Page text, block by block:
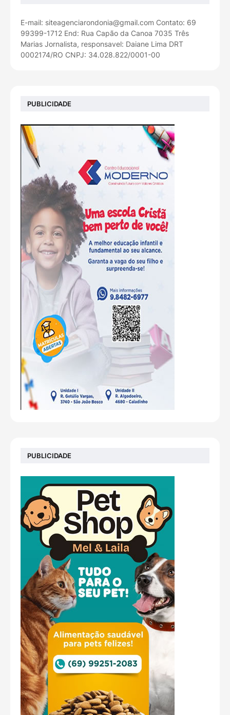
E-mail: siteagenciarondonia@gmail.com Contato: 69
99399-1712 End: Rua Capão da Canoa 7035 Três
Marias Jornalista, responsavel: Daiane Lima DRT
0002174/RO CNPJ: 34.028.822/0001-00
PUBLICIDADE
PUBLICIDADE